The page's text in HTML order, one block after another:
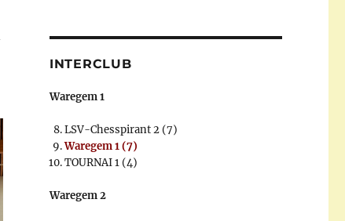
INTERCLUB
Waregem 1
LSV-Chesspirant 2 (7)
Waregem 1 (7)
TOURNAI 1 (4)
Waregem 2